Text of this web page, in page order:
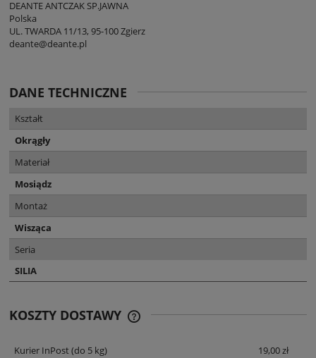
DEANTE ANTCZAK SP.JAWNA
Polska
UL. TWARDA 11/13, 95-100 Zgierz
deante@deante.pl
DANE TECHNICZNE
Kształt
Okrągły
Materiał
Mosiądz
Montaż
Wisząca
Seria
SILIA
KOSZTY DOSTAWY
Kurier InPost(do 5 kg) 19,00 zł